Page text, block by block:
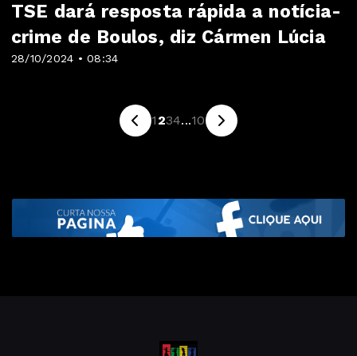
28/10/2024 • 08:34
TSE dará resposta rápida a notícia-
crime de Boulos, diz Cármen Lúcia
1 234...10